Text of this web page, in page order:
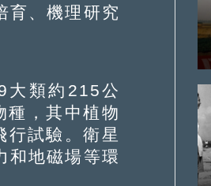
育、機理研究
類約215公
種，其中植物
試驗。衛星
和地磁場等環